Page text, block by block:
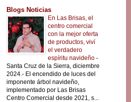
Blogs Noticias
En Las Brisas, el
centro comercial
con la mejor oferta
de productos, viví
el verdadero
espíritu navideño -
Santa Cruz de la Sierra, diciembre
2024.- El encendido de luces del
imponente árbol navideño,
implementado por Las Brisas
Centro Comercial desde 2021, s...